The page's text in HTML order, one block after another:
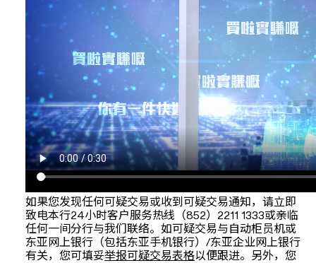
如果您发现任何可疑交易或收到可疑交易通知，请立即
致电本行24小时客户服务热线（852）2211 1333或亲临
任何一间分行与我们联络。如可疑交易与自动柜员机或
东亚网上银行（包括东亚手机银行）/东亚企业网上银行
有关，您可填妥举报可疑交易表格以便跟进。另外，您